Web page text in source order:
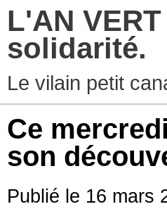
L'AN
solidarité.
Le vilain petit
Ce
son
Publié le 16 mars